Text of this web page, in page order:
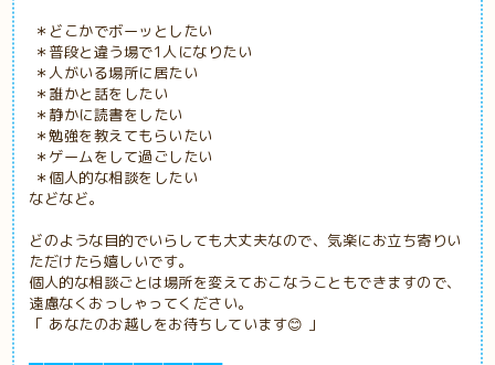
＊どこかでボーッとしたい
＊普段と違う場で1人になりたい
＊人がいる場所に居たい
＊誰かと話をしたい
＊静かに読書をしたい
＊勉強を教えてもらいたい
＊ゲームをして過ごしたい
＊個人的な相談をしたい
などなど。
どのような目的でいらしても大丈夫なので、気楽にお立ち寄りい
ただけたら嬉しいです。
個人的な相談ごとは場所を変えておこなうこともできますので、
遠慮なくおっしゃってください。
「 あなたのお越しをお待ちしています😊 」